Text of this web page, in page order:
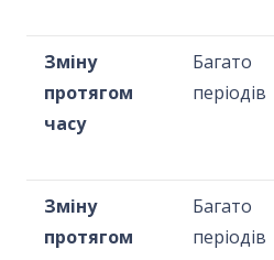
Зміну
протягом
часу
Багато
періодів
Зміну
протягом
Багато
періодів